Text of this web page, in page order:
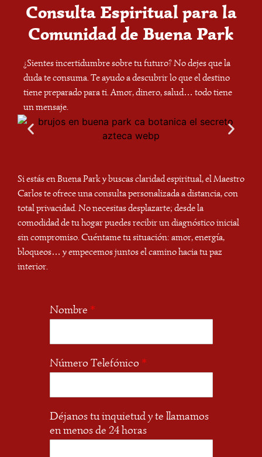
Consulta Espiritual para la
Comunidad de Buena Park
¿Sientes incertidumbre sobre tu futuro? No dejes que la
duda te consuma. Te ayudo a descubrir lo que el destino
tiene preparado para ti. Amor, dinero, salud… todo tiene
un mensaje.
Si estás en Buena Park y buscas claridad espiritual, el Maestro
Carlos te ofrece una consulta personalizada a distancia, con
total privacidad. No necesitas desplazarte; desde la
comodidad de tu hogar puedes recibir un diagnóstico inicial
sin compromiso. Cuéntame tu situación: amor, energía,
bloqueos… y empecemos juntos el camino hacia tu paz
interior.
Nombre *
Número Telefónico *
Déjanos tu inquietud y te llamamos
en menos de 24 horas